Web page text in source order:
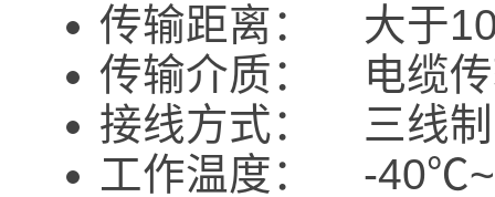
传输距离： 大于
传输介质： 电缆
接线方式： 三线制
工作温度： -